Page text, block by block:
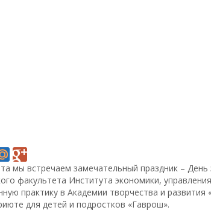
мы встречаем замечательный праздник –
факультета Института экономики,
практику в Академии творчества и
для детей и подростков «Гаврош».